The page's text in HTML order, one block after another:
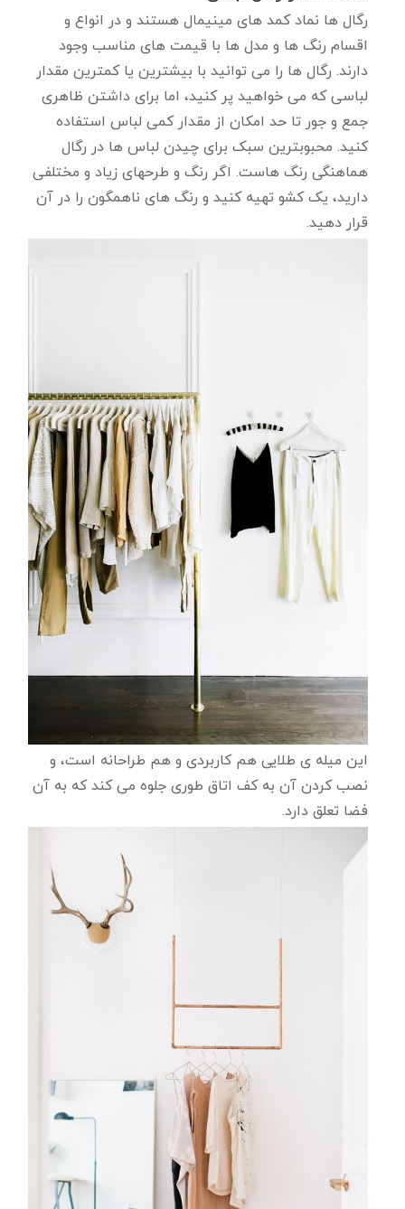
رگال ها نماد کمد های مینیمال هستند و در انواع و
اقسام رنگ ها و مدل ها با قیمت های مناسب وجود
دارند. رگال ها را می توانید با بیشترین یا کمترین مقدار
لباسی که می خواهید پر کنید، اما برای داشتن ظاهری
جمع و جور تا حد امکان از مقدار کمی لباس استفاده
کنید. محبوبترین سبک برای چیدن لباس ها در رگال
هماهنگی رنگ هاست. اگر رنگ و طرحهای زیاد و مختلفی
دارید، یک کشو تهیه کنید و رنگ های ناهمگون را در آن
قرار دهید.
این میله ی طلایی هم کاربردی و هم طراحانه است، و
نصب کردن آن به کف اتاق طوری جلوه می کند که به آن
فضا تعلق دارد.